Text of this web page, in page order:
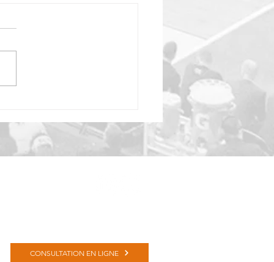
le juste-prix ?
CONSULTATION EN LIGNE